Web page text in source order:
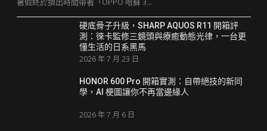
硬底骨子升級，SHARP AQUOS R11 開箱評
測：徠卡監修三鏡頭與療癒動態光律，一台更
懂生活的日系黑馬
2026 年 7 月 23 日
HONOR 600 Pro 開箱實測：自帶絕技的新同
學，AI 梗圖讓你不再當邊緣人
2026 年 7 月 6 日